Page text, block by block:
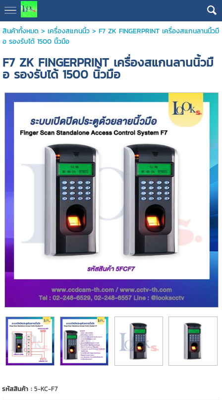
สินค้าทั้งหมด> เครื่องสแกนนิ้ว> F7 ZK FINGERPRINT เครื่องสแกนลานนิ้วมื
อ รองรับได้ 1500 นิ้วมือ
F7 ZK FINGERPRINT เครื่องสแกนลานนิ้วมื
อ รองรับได้ 1500 นิ้วมือ
รหัสสินค้า :5-KC-F7